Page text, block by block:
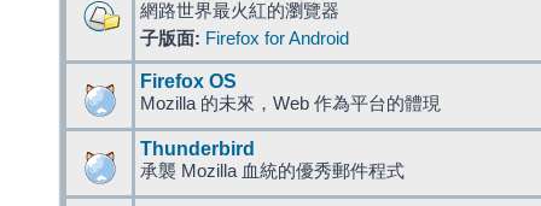
網路世界最火紅的瀏覽器
子版面: Firefox for Android
Firefox OS
Mozilla 的未來，Web 作為平台的體現
Thunderbird
承襲 Mozilla 血統的優秀郵件程式